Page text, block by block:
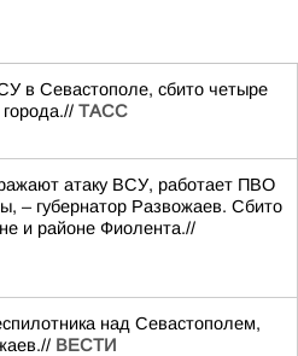
в Севастополе, сбито четыре
ТАСС
атаку ВСУ, работает ПВО
– губернатор Развожаев. Сбито
и районе Фиолента.//
над Севастополем,
ВЕСТИ